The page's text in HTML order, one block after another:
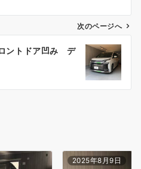
次のページへ
ントドア凹み デ
2025年8月9日